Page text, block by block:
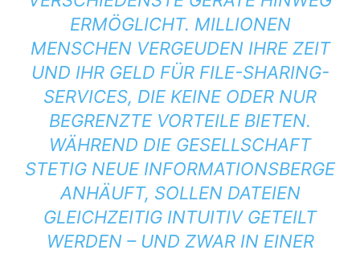
ERMÖGLICHT. MILLIONEN
MENSCHEN VERGEUDEN IHRE ZEIT
UND IHR GELD FÜR FILE-SHARING-
SERVICES, DIE KEINE ODER NUR
BEGRENZTE VORTEILE BIETEN.
WÄHREND DIE GESELLSCHAFT
STETIG NEUE INFORMATIONSBERGE
ANHÄUFT, SOLLEN DATEIEN
GLEICHZEITIG INTUITIV GETEILT
WERDEN – UND ZWAR IN EINER